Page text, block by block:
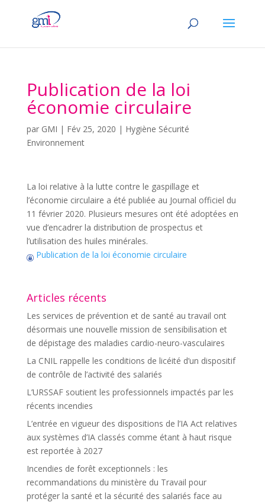
Publication de la loi
économie circulaire
par GMI | Fév 25, 2020 | Hygiène Sécurité
Environnement
La loi relative à la lutte contre le gaspillage et
l’économie circulaire a été publiée au Journal officiel du
11 février 2020. Plusieurs mesures ont été adoptées en
vue d’encadrer la distribution de prospectus et
l’utilisation des huiles minérales.
Publication de la loi économie circulaire
Articles récents
Les services de prévention et de santé au travail ont
désormais une nouvelle mission de sensibilisation et
de dépistage des maladies cardio-neuro-vasculaires
La CNIL rappelle les conditions de licéité d’un dispositif
de contrôle de l’activité des salariés
L’URSSAF soutient les professionnels impactés par les
récents incendies
L’entrée en vigueur des dispositions de l’IA Act relatives
aux systèmes d’IA classés comme étant à haut risque
est reportée à 2027
Incendies de forêt exceptionnels : les
recommandations du ministère du Travail pour
protéger la santé et la sécurité des salariés face au